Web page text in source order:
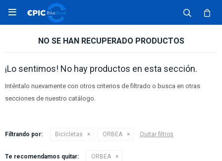

NO SE HAN RECUPERADO PRODUCTOS
¡Lo sentimos! No hay productos en esta sección.
Inténtalo nuevamente con otros criterios de filtrado o busca en otras
secciones de nuestro catálogo.
Filtrando por: Bicicletas ORBEA Quitar filtros
Te recomendamos quitar: ORBEA